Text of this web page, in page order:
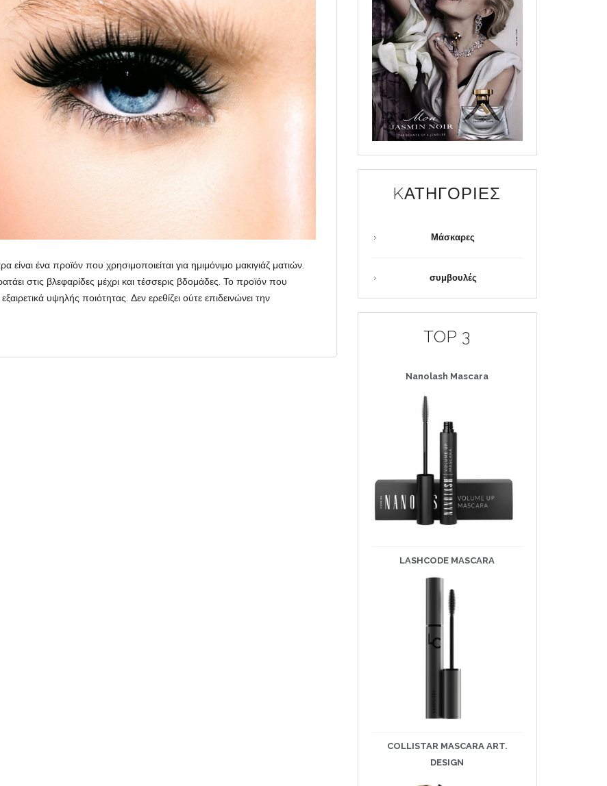
ένα προϊόν που χρησιμοποιείται για ημιμόνιμο μακιγιάζ ματιών.
στις βλεφαρίδες μέχρι και τέσσερις βδομάδες. Το προϊόν που
υψηλής ποιότητας. Δεν ερεθίζει ούτε επιδεινώνει την
KΑΤΗΓΟΡΊΕΣ
Μάσκαρες
συμβουλές
TOP 3
Nanolash Mascara
LASHCODE MASCARA
COLLISTAR MASCARA ART.
DESIGN